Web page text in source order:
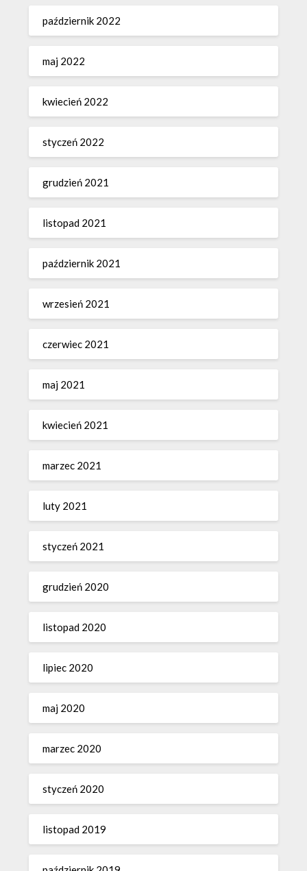
październik 2022
maj 2022
kwiecień 2022
styczeń 2022
grudzień 2021
listopad 2021
październik 2021
wrzesień 2021
czerwiec 2021
maj 2021
kwiecień 2021
marzec 2021
luty 2021
styczeń 2021
grudzień 2020
listopad 2020
lipiec 2020
maj 2020
marzec 2020
styczeń 2020
listopad 2019